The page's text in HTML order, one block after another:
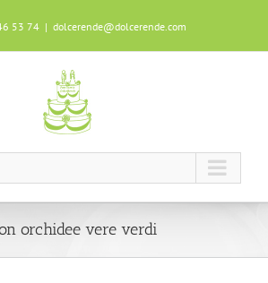
i cookie per garantire
durante la tua
di più
53 74 | dolcerende@dolcerende.com
orchidee vere verdi